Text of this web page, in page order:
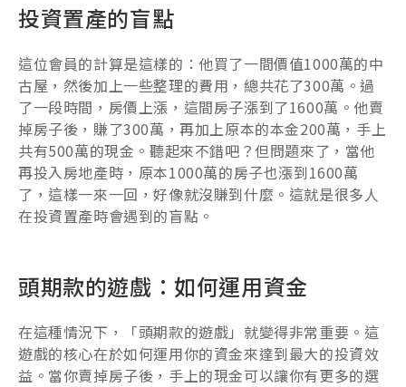
投資置產的盲點
這位會員的計算是這樣的：他買了一間價值1000萬的中
古屋，然後加上一些整理的費用，總共花了300萬。過
了一段時間，房價上漲，這間房子漲到了1600萬。他賣
掉房子後，賺了300萬，再加上原本的本金200萬，手上
共有500萬的現金。聽起來不錯吧？但問題來了，當他
再投入房地產時，原本1000萬的房子也漲到1600萬
了，這樣一來一回，好像就沒賺到什麼。這就是很多人
在投資置產時會遇到的盲點。
頭期款的遊戲：如何運用資金
在這種情況下，「頭期款的遊戲」就變得非常重要。這
遊戲的核心在於如何運用你的資金來達到最大的投資效
益。當你賣掉房子後，手上的現金可以讓你有更多的選